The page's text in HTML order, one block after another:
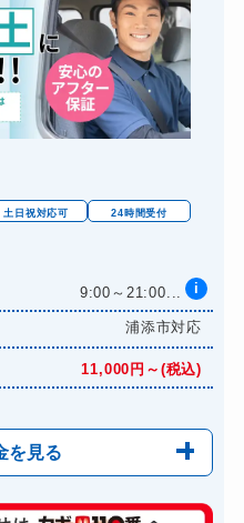
土日祝対応可
24時間受付
9:00～21:00... i
浦添市対応
11,000円～(税込)
を見る